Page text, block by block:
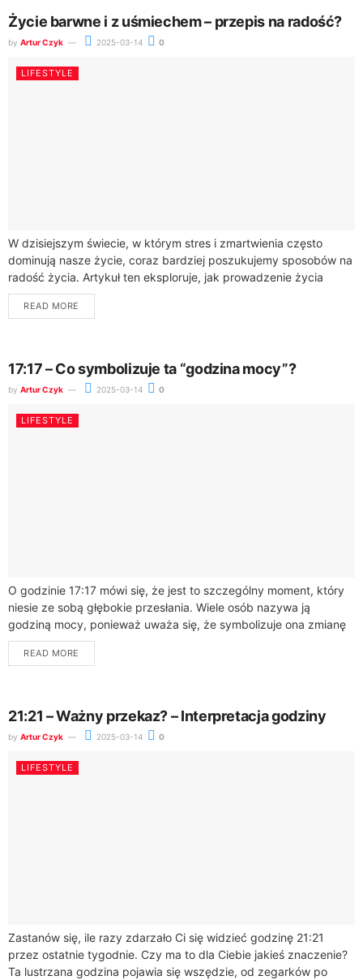
Życie barwne i z uśmiechem – przepis na radość?
by Artur Czyk 2025-03-14 0
LIFESTYLE
W dzisiejszym świecie, w którym stres i zmartwienia często
dominują nasze życie, coraz bardziej poszukujemy sposobów na
radość życia. Artykuł ten eksploruje, jak prowadzenie życia
pełnego kolorów i uśmiechu może...
READ MORE
17:17 – Co symbolizuje ta “godzina mocy”?
by Artur Czyk 2025-03-14 0
LIFESTYLE
O godzinie 17:17 mówi się, że jest to szczególny moment, który
niesie ze sobą głębokie przesłania. Wiele osób nazywa ją
godziną mocy, ponieważ uważa się, że symbolizuje ona zmianę
i...
READ MORE
21:21 – Ważny przekaz? – Interpretacja godziny
by Artur Czyk 2025-03-14 0
LIFESTYLE
Zastanów się, ile razy zdarzało Ci się widzieć godzinę 21:21
przez ostatnie tygodnie. Czy ma to dla Ciebie jakieś znaczenie?
Ta lustrzana godzina pojawia się wszędzie, od zegarków po